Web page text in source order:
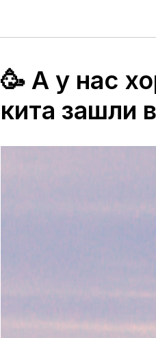
🥳 А у нас
кита зашли